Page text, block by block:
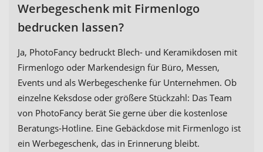
Werbegeschenk mit Firmenlogo
bedrucken lassen?
Ja, PhotoFancy bedruckt Blech- und Keramikdosen mit
Firmenlogo oder Markendesign für Büro, Messen,
Events und als Werbegeschenke für Unternehmen. Ob
einzelne Keksdose oder größere Stückzahl: Das Team
von PhotoFancy berät Sie gerne über die kostenlose
Beratungs-Hotline. Eine Gebäckdose mit Firmenlogo ist
ein Werbegeschenk, das in Erinnerung bleibt.